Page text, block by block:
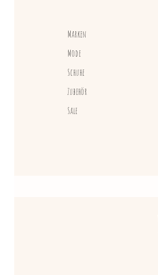
Marken
Mode
Schuhe
Zubehör
Sale